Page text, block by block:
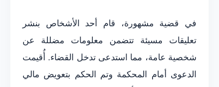
في قضية مشهورة، قام أحد الأشخاص بنشر
تعليقات مسيئة تتضمن معلومات مضللة عن
شخصية عامة، مما استدعى تدخل القضاء. أُقيمت
الدعوى أمام المحكمة وتم الحكم بتعويض مالي